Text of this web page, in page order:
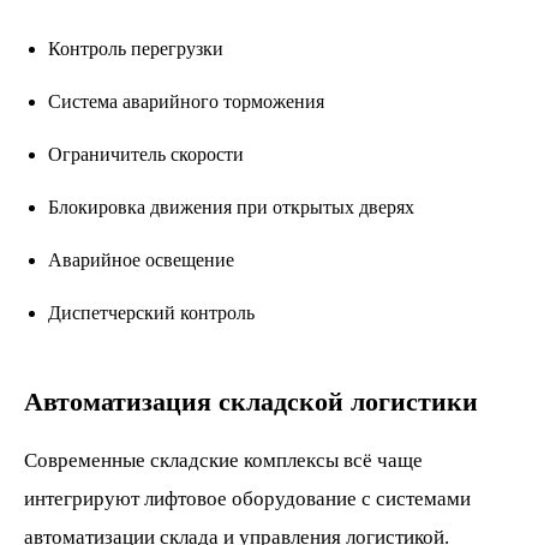
Контроль перегрузки
Система аварийного торможения
Ограничитель скорости
Блокировка движения при открытых дверях
Аварийное освещение
Диспетчерский контроль
Автоматизация складской логистики
Современные складские комплексы всё чаще
интегрируют лифтовое оборудование с системами
автоматизации склада и управления логистикой.